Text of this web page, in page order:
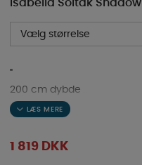
Isabella Soltak Shadow
Vælg størrelse
"
200 cm dybde
1 819 DKK